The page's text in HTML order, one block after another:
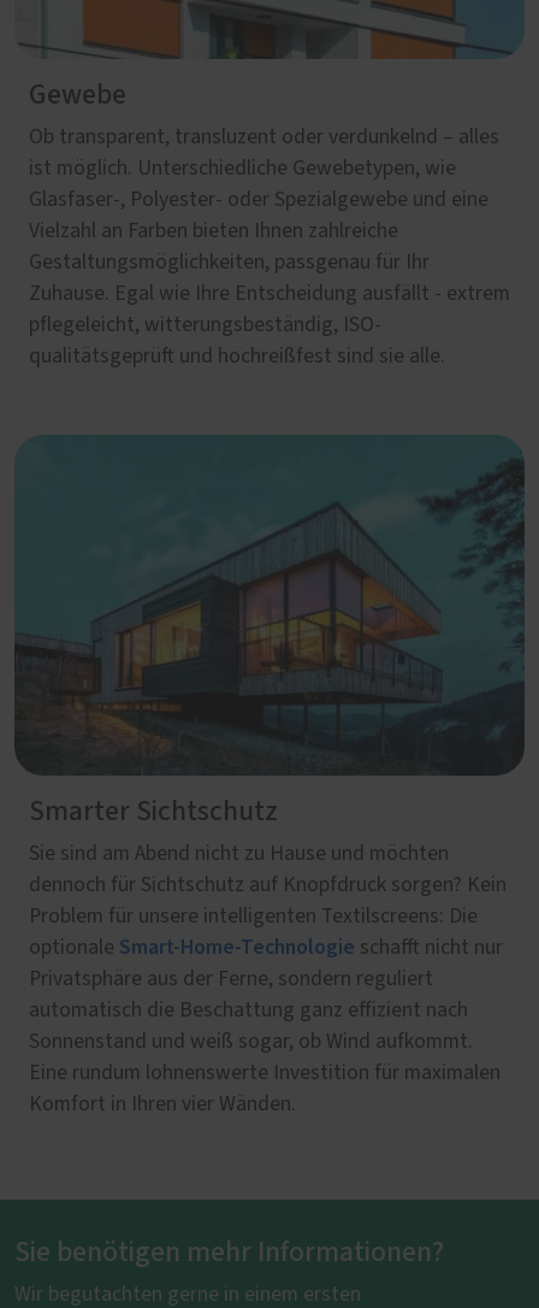
Gewebe
Ob transparent, transluzent oder verdunkelnd – alles
ist möglich. Unterschiedliche Gewebetypen, wie
Glasfaser-, Polyester- oder Spezialgewebe und eine
Vielzahl an Farben bieten Ihnen zahlreiche
Gestaltungsmöglichkeiten, passgenau für Ihr
Zuhause. Egal wie Ihre Entscheidung ausfällt - extrem
pflegeleicht, witterungsbeständig, ISO-
qualitätsgeprüft und hochreißfest sind sie alle.
Smarter Sichtschutz
Sie sind am Abend nicht zu Hause und möchten
dennoch für Sichtschutz auf Knopfdruck sorgen? Kein
Problem für unsere intelligenten Textilscreens: Die
optionale Smart-Home-Technologie schafft nicht nur
Privatsphäre aus der Ferne, sondern reguliert
automatisch die Beschattung ganz effizient nach
Sonnenstand und weiß sogar, ob Wind aufkommt.
Eine rundum lohnenswerte Investition für maximalen
Komfort in Ihren vier Wänden.
Sie benötigen mehr Informationen?
Wir begutachten gerne in einem ersten